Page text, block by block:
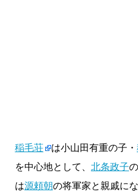
稲毛荘 は小山田有重の子・
を中心地として、 北条政子
は源頼朝の将軍家と親戚にな